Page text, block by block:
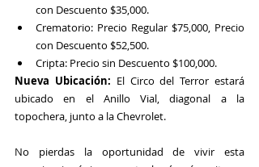
con Descuento $35,000.
Crematorio: Precio Regular $75,000, Precio
con Descuento $52,500.
Cripta: Precio sin Descuento $100,000.
Nueva Ubicación: El Circo del Terror estará
ubicado en el Anillo Vial, diagonal a la
topochera, junto a la Chevrolet.
No pierdas la oportunidad de vivir esta